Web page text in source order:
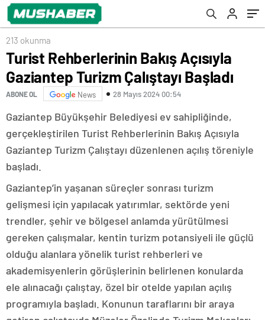
213 okunma
Turist Rehberlerinin Bakış Açısıyla
Gaziantep Turizm Çalıştayı Başladı
ABONE OL News 28 Mayıs 2024 00:54
Gaziantep Büyükşehir Belediyesi ev sahipliğinde,
gerçekleştirilen Turist Rehberlerinin Bakış Açısıyla
Gaziantep Turizm Çalıştayı düzenlenen açılış töreniyle
başladı.
Gaziantep’in yaşanan süreçler sonrası turizm
gelişmesi için yapılacak yatırımlar, sektörde yeni
trendler, şehir ve bölgesel anlamda yürütülmesi
gereken çalışmalar, kentin turizm potansiyeli ile güçlü
olduğu alanlara yönelik turist rehberleri ve
akademisyenlerin görüşlerinin belirlenen konularda
ele alınacağı çalıştay, özel bir otelde yapılan açılış
programıyla başladı. Konunun taraflarını bir araya